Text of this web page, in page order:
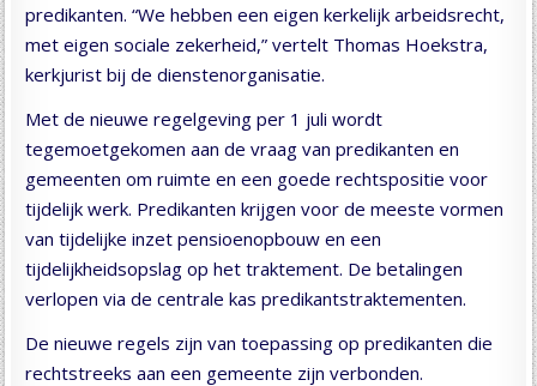
predikanten. “We hebben een eigen kerkelijk arbeidsrecht,
met eigen sociale zekerheid,” vertelt Thomas Hoekstra,
kerkjurist bij de dienstenorganisatie.
Met de nieuwe regelgeving per 1 juli wordt
tegemoetgekomen aan de vraag van predikanten en
gemeenten om ruimte en een goede rechtspositie voor
tijdelijk werk. Predikanten krijgen voor de meeste vormen
van tijdelijke inzet pensioenopbouw en een
tijdelijkheidsopslag op het traktement. De betalingen
verlopen via de centrale kas predikantstraktementen.
De nieuwe regels zijn van toepassing op predikanten die
rechtstreeks aan een gemeente zijn verbonden.